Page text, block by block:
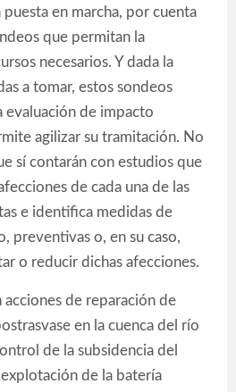
puesta en marcha, por cuenta
que permitan la
necesarios. Y dada la
a tomar, estos sondeos
evaluación de impacto
agilizar su tramitación. No
sí contarán con estudios que
de cada una de las
e identifica medidas de
preventivas o, en su caso,
o reducir dichas afecciones.
acciones de reparación de
en la cuenca del río
de la subsidencia del
de la batería